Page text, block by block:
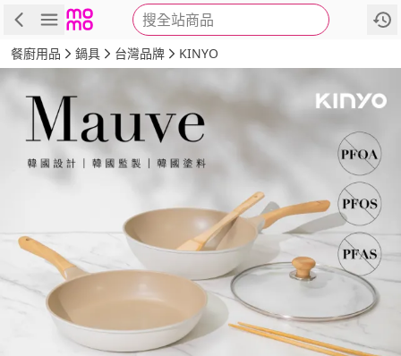
搜全站商品
商品 評價 詳情
餐廚用品 鍋具 台灣品牌 KINYO